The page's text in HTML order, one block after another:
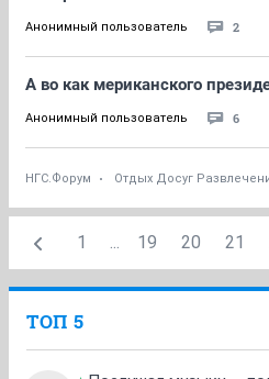
Анонимный пользователь 2
А во как мериканского
Анонимный пользователь 6
НГС.Форум Отдых Досуг
1 ... 19 20 21
ТОП 5